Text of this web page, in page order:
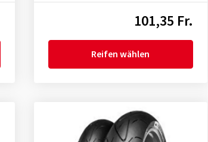
101,35 Fr.
Reifen wählen